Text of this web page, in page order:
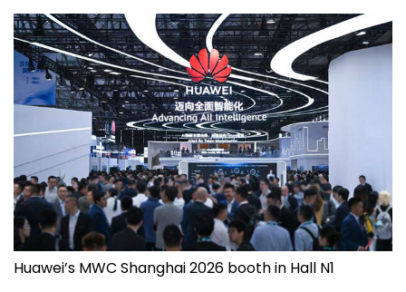
Huawei’s MWC Shanghai 2026 booth in Hall N1